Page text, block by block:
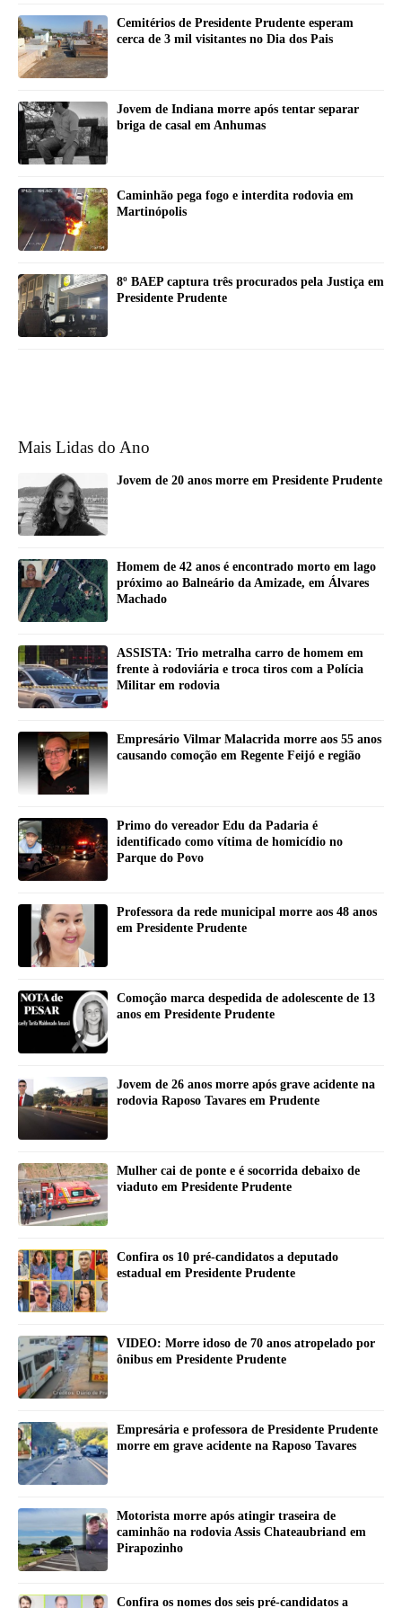
Cemitérios de Presidente Prudente esperam
cerca de 3 mil visitantes no Dia dos Pais
Jovem de Indiana morre após tentar separar
briga de casal em Anhumas
Caminhão pega fogo e interdita rodovia em
Martinópolis
8º BAEP captura três procurados pela Justiça em
Presidente Prudente
Mais Lidas do Ano
Jovem de 20 anos morre em Presidente Prudente
Homem de 42 anos é encontrado morto em lago
próximo ao Balneário da Amizade, em Álvares
Machado
ASSISTA: Trio metralha carro de homem em
frente à rodoviária e troca tiros com a Polícia
Militar em rodovia
Empresário Vilmar Malacrida morre aos 55 anos
causando comoção em Regente Feijó e região
Primo do vereador Edu da Padaria é
identificado como vítima de homicídio no
Parque do Povo
Professora da rede municipal morre aos 48 anos
em Presidente Prudente
Comoção marca despedida de adolescente de 13
anos em Presidente Prudente
Jovem de 26 anos morre após grave acidente na
rodovia Raposo Tavares em Prudente
Mulher cai de ponte e é socorrida debaixo de
viaduto em Presidente Prudente
Confira os 10 pré-candidatos a deputado
estadual em Presidente Prudente
VIDEO: Morre idoso de 70 anos atropelado por
ônibus em Presidente Prudente
Empresária e professora de Presidente Prudente
morre em grave acidente na Raposo Tavares
Motorista morre após atingir traseira de
caminhão na rodovia Assis Chateaubriand em
Pirapozinho
Confira os nomes dos seis pré-candidatos a